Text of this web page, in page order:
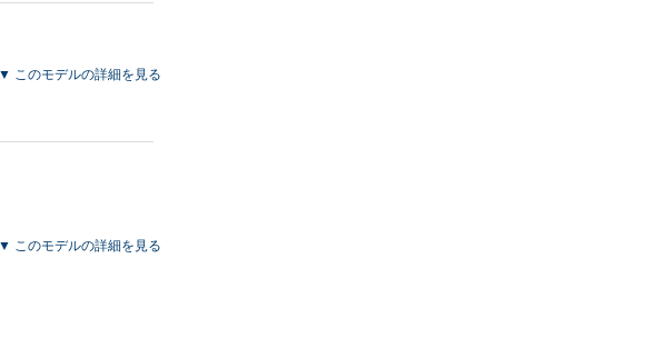
▼ このモデルの詳細を見る
▼ このモデルの詳細を見る